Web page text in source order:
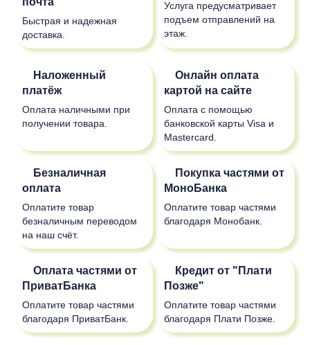
Быстрая и надежная
доставка.
Услуга предусматривает
подъем отправлений на
этаж.
Наложенный
платёж
Оплата наличными при
получении товара.
Онлайн оплата
картой на сайте
Оплата с помощью
банковской карты Visa и
Mastercard.
Безналичная
оплата
Оплатите товар
безналичным переводом
на наш счёт.
Покупка частями от
МоноБанка
Оплатите товар частями
благодаря Монобанк.
Оплата частями от
ПриватБанка
Оплатите товар частями
благодаря ПриватБанк.
Кредит от "Плати
Позже"
Оплатите товар частями
благодаря Плати Позже.